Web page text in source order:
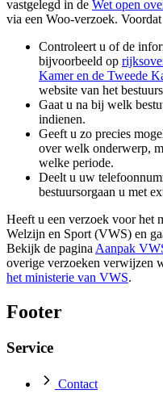
vastgelegd in de Wet open
via een Woo-verzoek.
Controleert u of de
bijvoorbeeld op
Kamer en de Tweede
website van het
Gaat u na bij welk
indienen.
Geeft u zo precies
over welk onderwerp,
welke periode.
Deelt u uw
bestuursorgaan u met
Heeft u een verzoek voor het
Welzijn en Sport (VWS) en
Bekijk de pagina Aanpak
overige verzoeken verwijzen
het ministerie van VWS.
Footer
Service
Contact